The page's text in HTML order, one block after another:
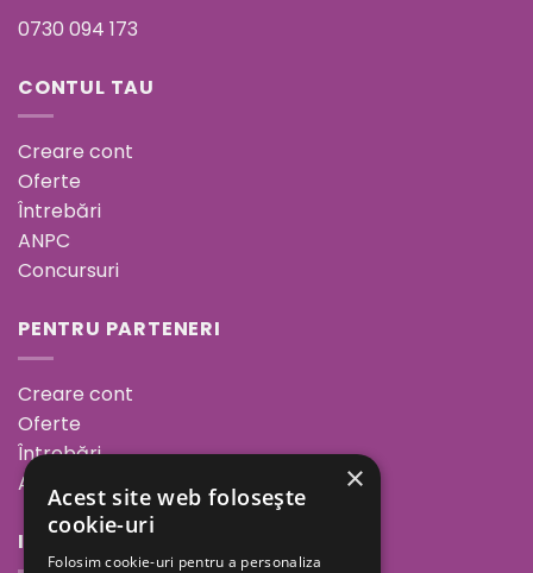
0730 094 173
CONTUL TAU
Creare cont
Oferte
Întrebări
ANPC
Concursuri
PENTRU PARTENERI
Creare cont
Oferte
Întrebări
ANPC
INFORMAȚII
×
Acest site web folosește
cookie-uri
Folosim cookie-uri pentru a personaliza